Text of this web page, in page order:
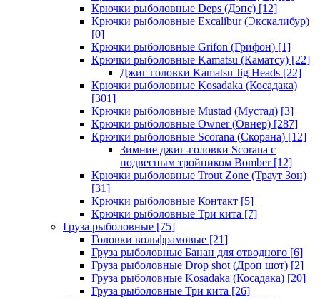
Крючки рыболовные Deps (Дэпс) [12]
Крючки рыболовные Excalibur (Экскалибур)
[0]
Крючки рыболовные Grifon (Грифон) [1]
Крючки рыболовные Kamatsu (Каматсу) [22]
Джиг головки Kamatsu Jig Heads [22]
Крючки рыболовные Kosadaka (Косадака)
[301]
Крючки рыболовные Mustad (Мустад) [3]
Крючки рыболовные Owner (Овнер) [287]
Крючки рыболовные Scorana (Скорана) [12]
Зимние джиг-головки Scorana с
подвесным тройником Bomber[12]
Крючки рыболовные Trout Zone (Траут Зон)
[31]
Крючки рыболовные Контакт [5]
Крючки рыболовные Три кита [7]
Груза рыболовные [75]
Головки вольфрамовые [21]
Груза рыболовные Банан для отводного [6]
Груза рыболовные Drop shot (Дроп шот) [2]
Груза рыболовные Kosadaka (Косадака) [20]
Груза рыболовные Три кита [26]